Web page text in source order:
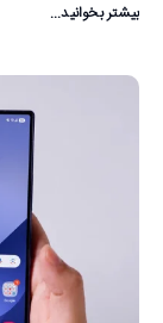
بیشتر بخوانید...